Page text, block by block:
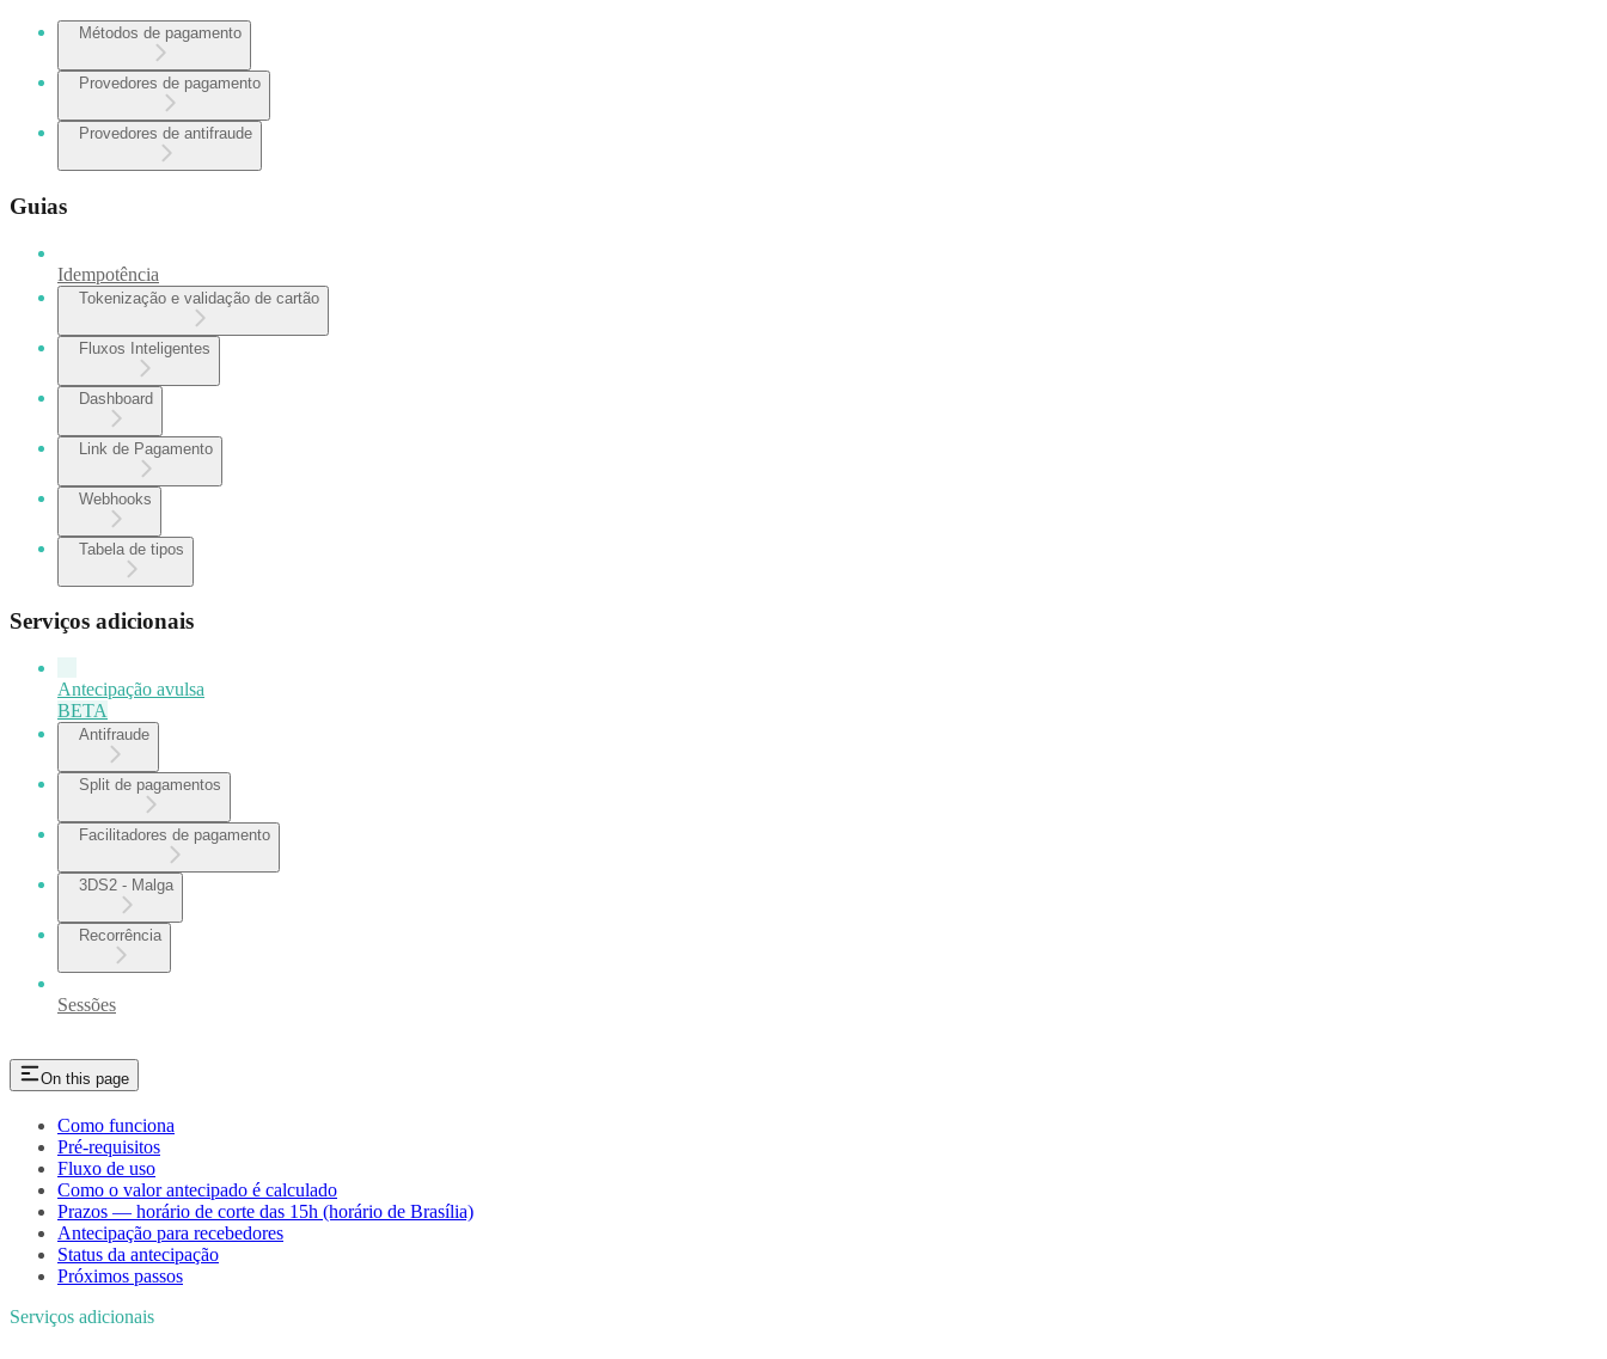
Métodos de pagamento
Provedores de pagamento
Provedores de antifraude
Guias
Idempotência
Tokenização e validação de cartão
Fluxos Inteligentes
Dashboard
Link de Pagamento
Webhooks
Tabela de tipos
Serviços adicionais
Antecipação avulsa
BETA
Antifraude
Split de pagamentos
Facilitadores de pagamento
3DS2 - Malga
Recorrência
Sessões
On this page
Como funciona
Pré-requisitos
Fluxo de uso
Como o valor antecipado é calculado
Prazos — horário de corte das 15h (horário de Brasília)
Antecipação para recebedores
Status da antecipação
Próximos passos
Serviços adicionais